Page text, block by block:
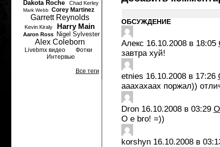
ОБСУЖДЕНИЕ
Алекс 16.10.2008 в 18:05
завтра хуй!
etnies 16.10.2008 в 17:26
ааахахаах поржал))
Dron 16.10.2008 в 03:29
O e bro! =))
korshyn 16.10.2008 в
Dakota Roche Chad Kerley
Mark Webb Corey Martinez
Garrett Reynolds
Kevin Kiraly Harry Main
Aaron Ross Nigel Sylvester
Alex Coleborn
Livebmx видео
Фотки
Интервью
Все теги